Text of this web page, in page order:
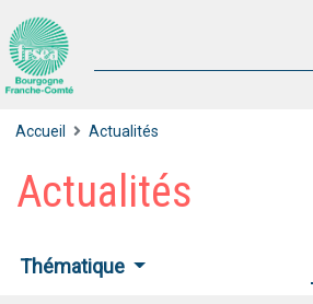
Accueil Actualités
Actualités
Thématique